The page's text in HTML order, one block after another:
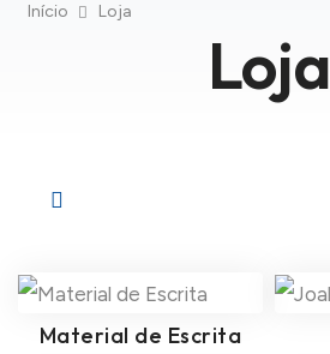
Início Loja
Loja
Material de Escrita